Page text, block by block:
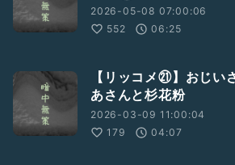
2026-05-08 07:00:06
552
06:25
【リッコメ㉑】おじい
あさんと杉花粉
2026-03-09 11:00:04
179
04:07